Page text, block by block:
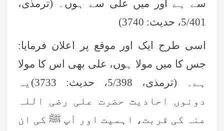
سے ہے اور میں علی سے ہوں۔ (ترمذی،
5/401، حدیث: 3740)
اسی طرح ایک اور موقع پر اعلان فرمایا:
جس کا میں مولا ہوں، علی بھی اس کا مولا
ہے۔ (ترمذی، 5/398، حدیث: 3733)یہ
دونوں احادیث حضرت علی رضی اللہ
عنہ کی قربت، اہمیت اور آپ ﷺ کی ان